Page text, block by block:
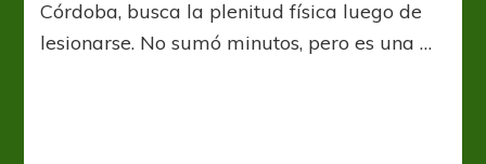
aguarda
a
Malcom
Córdoba, busca la plenitud física luego de
lesionarse. No sumó minutos, pero es una …